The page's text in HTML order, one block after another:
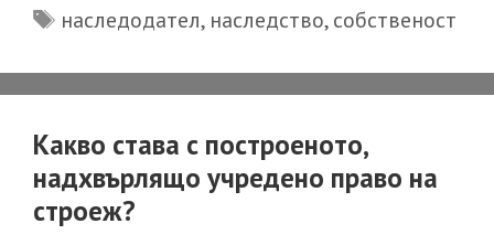
по
Tags
наследодател, наследство,собственост
Какво става с построеното,
надхвърлящо учредено право на
строеж?